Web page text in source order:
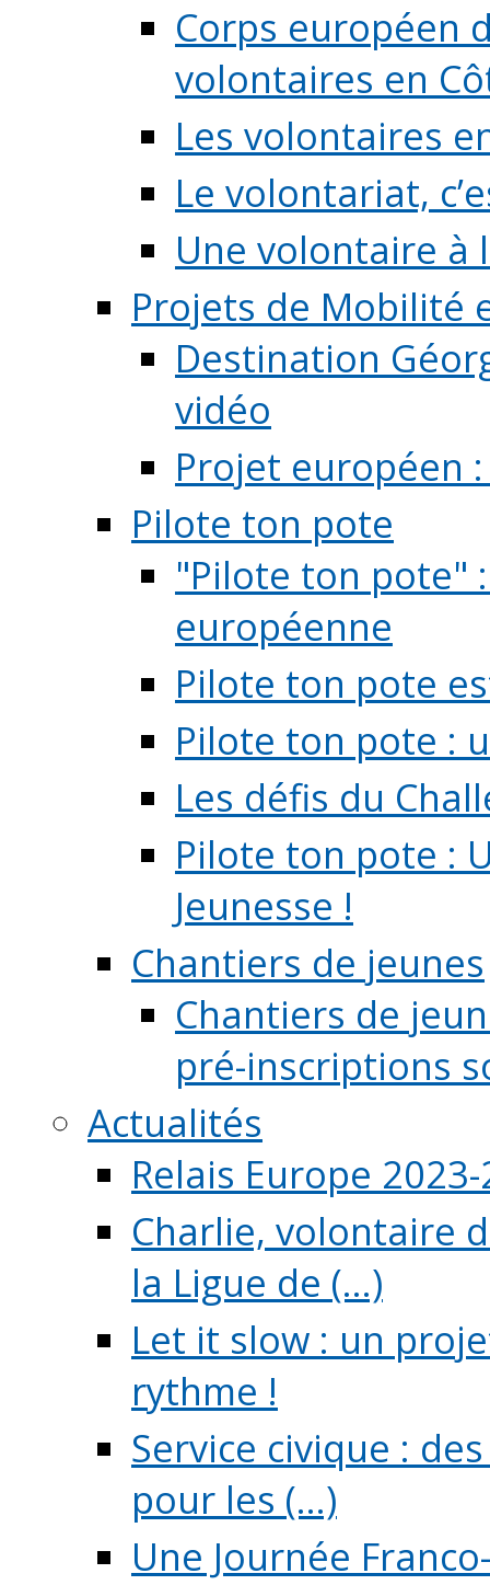
Corps européen
volontaires en
Les volontaires
Le volontariat,
Une volontaire à
Projets de Mobilité
Destination
vidéo
Projet européen
Pilote ton pote
"Pilote ton pote"
européenne
Pilote ton pote
Pilote ton pote :
Les défis du
Pilote ton pote :
Jeunesse !
Chantiers de jeunes
Chantiers de
pré-inscriptions
Actualités
Relais Europe
Charlie, volontaire
la Ligue de (...)
Let it slow : un
rythme !
Service civique :
pour les (...)
Une Journée